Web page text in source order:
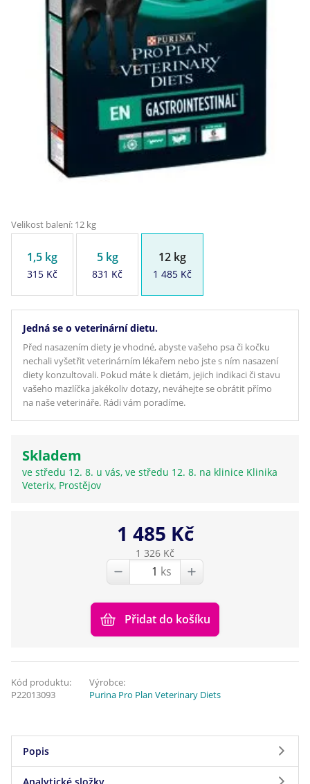
777 319 517 (Po–Pá, 8–15h)
eshop@veterix.cz
Velikost balení: 12 kg
1,5 kg
315 Kč
5 kg
831 Kč
12 kg
1 485 Kč
Jedná se o veterinární dietu.
Před nasazením diety je vhodné, abyste vašeho psa či kočku
nechali vyšetřit veterinárním lékařem nebo jste s ním nasazení
diety konzultovali. Pokud máte k dietám, jejich indikaci či stavu
vašeho mazlíčka jakékoliv dotazy, neváhejte se obrátit přímo
na naše veterináře. Rádi vám poradíme.
Skladem
ve středu 12. 8. u vás, ve středu 12. 8. na klinice Klinika
Veterix, Prostějov
1 485 Kč
1 326 Kč
ks
Přidat do košíku
Kód produktu:
P22013093
Výrobce:
Purina Pro Plan Veterinary Diets
Popis